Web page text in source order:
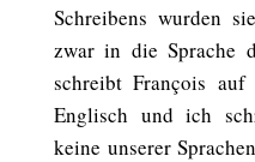
Schreibens wurden
zwar in die Sprache
schreibt François
Englisch und ich
keine unserer